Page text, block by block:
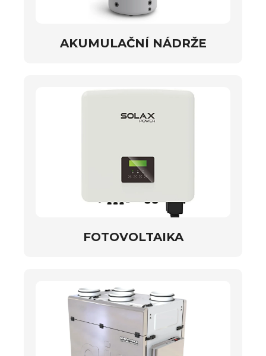
AKUMULAČNÍ NÁDRŽE
FOTOVOLTAIKA